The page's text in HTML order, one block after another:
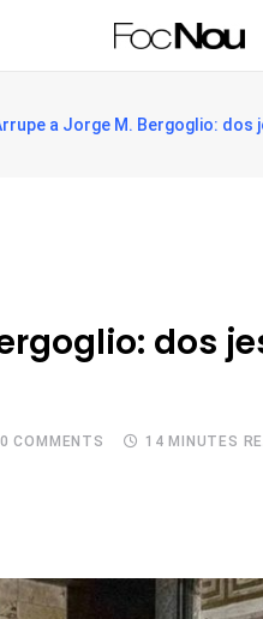
a Jorge M. Bergoglio:
dos
0 COMMENTS 14 MINUTES